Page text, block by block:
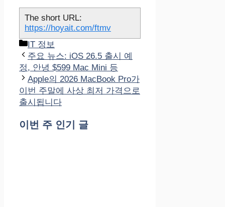
The short URL:
https://hoyait.com/ftmv
카
테
고
리
IT 정보
주요 뉴스: iOS 26.5 출시 예
정, 안녕 $599 Mac Mini 등
Apple의 2026 MacBook Pro가
이번 주말에 사상 최저 가격으로
출시됩니다
이번 주 인기 글